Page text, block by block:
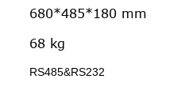
680*485*180 mm
68 kg
RS485&RS232